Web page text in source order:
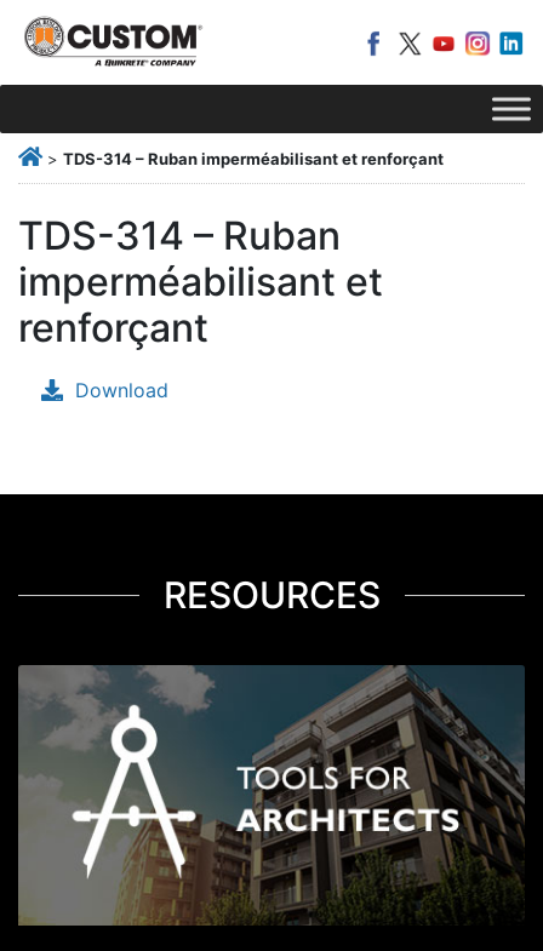
> TDS-314 – Ruban imperméabilisant et renforçant
TDS-314 – Ruban
imperméabilisant et
renforçant
Download
RESOURCES